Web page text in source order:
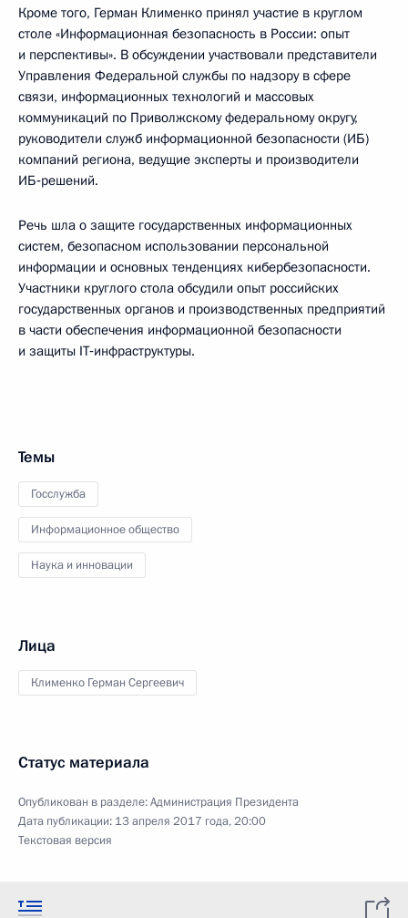
Кроме того, Герман Клименко принял участие в круглом
столе «Информационная безопасность в России: опыт
и перспективы». В обсуждении участвовали представители
Управления Федеральной службы по надзору в сфере
связи, информационных технологий и массовых
коммуникаций по Приволжскому федеральному округу,
руководители служб информационной безопасности (ИБ)
компаний региона, ведущие эксперты и производители
ИБ‑решений.
Речь шла о защите государственных информационных
систем, безопасном использовании персональной
информации и основных тенденциях кибербезопасности.
Участники круглого стола обсудили опыт российских
государственных органов и производственных предприятий
в части обеспечения информационной безопасности
и защиты IT‑инфраструктуры.
Темы
Госслужба
Информационное общество
Наука и инновации
Лица
Клименко Герман Сергеевич
Статус материала
Опубликован в разделе:Администрация Президента
Дата публикации: 13 апреля 2017 года, 20:00
Текстовая версия